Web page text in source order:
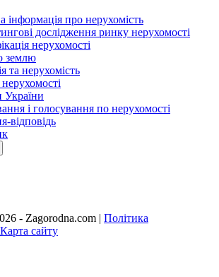
інформація про нерухомість
дослідження ринку нерухомості
нерухомості
землю
та нерухомість
України
і голосування по нерухомості
відповідь
- Zagorodna.com | Політика
Карта сайту